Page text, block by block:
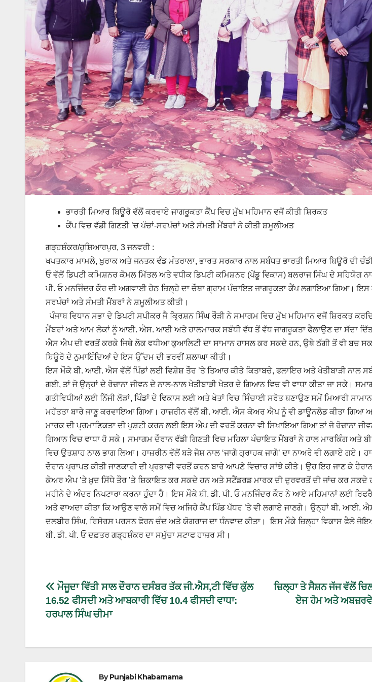
ਭਾਰਤੀ ਮਿਆਰ ਬਿਊਰੋ ਵੱਲੋਂ ਕਰਵਾਏ ਜਾਗਰੂਕਤਾ ਕੈਂਪ ਵਿਚ ਮੁੱਖ ਮਹਿਮਾਨ ਵਜੋਂ ਕੀਤੀ ਸ਼ਿਰਕਤ
ਕੈਂਪ ਵਿਚ ਵੱਡੀ ਗਿਣਤੀ ’ਚ ਪੰਚਾਂ-ਸਰਪੰਚਾਂ ਅਤੇ ਸੰਮਤੀ ਮੈਂਬਰਾਂ ਨੇ ਕੀਤੀ ਸ਼ਮੂਲੀਅਤ
ਗੜ੍ਹਸ਼ੰਕਰ/ਹੁਸ਼ਿਆਰਪੁਰ, 3 ਜਨਵਰੀ :
ਖਪਤਕਾਰ ਮਾਮਲੇ, ਖ਼ੁਰਾਕ ਅਤੇ ਜਨਤਕ ਵੰਡ ਮੰਤਰਾਲਾ, ਭਾਰਤ ਸਰਕਾਰ ਨਾਲ ਸਬੰਧਤ ਭਾਰਤੀ ਮਿਆਰ ਬਿਊਰੋ ਦੀ
ਓ ਵੱਲੋਂ ਡਿਪਟੀ ਕਮਿਸ਼ਨਰ ਕੋਮਲ ਮਿੱਤਲ ਅਤੇ ਵਧੀਕ ਡਿਪਟੀ ਕਮਿਸ਼ਨਰ (ਪੇਂਡੂ ਵਿਕਾਸ) ਬਲਰਾਜ ਸਿੰਘ ਦੇ ਸਹਿਯੋਗ
ਪੀ. ਓ ਮਨਜਿੰਦਰ ਕੌਰ ਦੀ ਅਗਵਾਈ ਹੇਠ ਜ਼ਿਲ੍ਹੇ ਦਾ ਚੌਥਾ ਗ੍ਰਾਮ ਪੰਚਾਇਤ ਜਾਗਰੂਕਤਾ ਕੈਂਪ ਲਗਾਇਆ ਗਿਆ। ਇਸ
ਸਰਪੰਚਾਂ ਅਤੇ ਸੰਮਤੀ ਮੈਂਬਰਾਂ ਨੇ ਸ਼ਮੂਲੀਅਤ ਕੀਤੀ।
ਪੰਜਾਬ ਵਿਧਾਨ ਸਭਾ ਦੇ ਡਿਪਟੀ ਸਪੀਕਰ ਜੈ ਕ੍ਰਿਸ਼ਨ ਸਿੰਘ ਰੌੜੀ ਨੇ ਸਮਾਗਮ ਵਿਚ ਮੁੱਖ ਮਹਿਮਾਨ ਵਜੋਂ ਸ਼ਿਰਕਤ
ਮੈਂਬਰਾਂ ਅਤੇ ਆਮ ਲੋਕਾਂ ਨੂੰ ਆਈ. ਐਸ. ਆਈ ਅਤੇ ਹਾਲਮਾਰਕ ਸਬੰਧੀ ਵੱਧ ਤੋਂ ਵੱਧ ਜਾਗਰੂਕਤਾ ਫੈਲਾਉਣ ਦਾ ਸੱਦਾ
ਐਸ ਐਪ ਦੀ ਵਰਤੋਂ ਕਰਕੇ ਜਿਥੇ ਲੋਕ ਵਧੀਆ ਕੁਆਲਿਟੀ ਦਾ ਸਾਮਾਨ ਹਾਸਲ ਕਰ ਸਕਦੇ ਹਨ, ਉਥੇ ਠੱਗੀ ਤੋਂ ਵੀ ਬਚ
ਬਿਊਰੋ ਦੇ ਨੁਮਾਇੰਦਿਆਂ ਦੇ ਇਸ ਉੱਦਮ ਦੀ ਭਰਵੀਂ ਸ਼ਲਾਘਾ ਕੀਤੀ।
ਇਸ ਮੌਕੇ ਬੀ. ਆਈ. ਐਸ ਵੱਲੋਂ ਪਿੰਡਾਂ ਲਈ ਵਿਸ਼ੇਸ਼ ਤੌਰ ’ਤੇ ਤਿਆਰ ਕੀਤੇ ਕਿਤਾਬਚੇ, ਫਲਾਇਰ ਅਤੇ ਖੇਤੀਬਾੜੀ ਨਾਲ
ਗਈ, ਤਾਂ ਜੋ ਉਨ੍ਹਾਂ ਦੇ ਰੋਜ਼ਾਨਾ ਜੀਵਨ ਦੇ ਨਾਲ-ਨਾਲ ਖੇਤੀਬਾੜੀ ਖੇਤਰ ਦੇ ਗਿਆਨ ਵਿਚ ਵੀ ਵਾਧਾ ਕੀਤਾ ਜਾ ਸਕੇ।
ਗਤੀਵਿਧੀਆਂ ਲਈ ਨਿੱਜੀ ਲੋੜਾਂ, ਪਿੰਡਾਂ ਦੇ ਵਿਕਾਸ ਲਈ ਅਤੇ ਖੇਤਾਂ ਵਿਚ ਸਿੰਚਾਈ ਸਰੋਤ ਬਣਾਉਣ ਸਮੇਂ ਮਿਆਰੀ
ਮਹੱਤਤਾ ਬਾਰੇ ਜਾਣੂ ਕਰਵਾਇਆ ਗਿਆ। ਹਾਜ਼ਰੀਨ ਵੱਲੋਂ ਬੀ. ਆਈ. ਐਸ ਕੇਅਰ ਐਪ ਨੂੰ ਵੀ ਡਾਊਨਲੋਡ ਕੀਤਾ
ਮਾਰਕ ਦੀ ਪ੍ਰਮਾਣਿਕਤਾ ਦੀ ਪੁਸ਼ਟੀ ਕਰਨ ਲਈ ਇਸ ਐਪ ਦੀ ਵਰਤੋਂ ਕਰਨਾ ਵੀ ਸਿਖਾਇਆ ਗਿਆ ਤਾਂ ਜੋ ਰੋਜ਼ਾਨਾ
ਗਿਆਨ ਵਿਚ ਵਾਧਾ ਹੋ ਸਕੇ। ਸਮਾਗਮ ਦੌਰਾਨ ਵੱਡੀ ਗਿਣਤੀ ਵਿਚ ਮਹਿਲਾ ਪੰਚਾਇਤ ਮੈਂਬਰਾਂ ਨੇ ਹਾਲ ਮਾਰਕਿੰਗ
ਵਿਚ ਉਤਸ਼ਾਹ ਨਾਲ ਭਾਗ ਲਿਆ। ਹਾਜ਼ਰੀਨ ਵੱਲੋਂ ਬੜੇ ਜੋਸ਼ ਨਾਲ ‘ਜਾਗੋ ਗ੍ਰਾਹਕ ਜਾਗੋ’ ਦਾ ਨਾਅਰੇ ਵੀ ਲਗਾਏ ਗਏ।
ਦੌਰਾਨ ਪ੍ਰਾਪਤ ਕੀਤੀ ਜਾਣਕਾਰੀ ਦੀ ਪ੍ਰਭਾਵੀ ਵਰਤੋਂ ਕਰਨ ਬਾਰੇ ਆਪਣੇ ਵਿਚਾਰ ਸਾਂਝੇ ਕੀਤੇ। ਉਹ ਇਹ ਜਾਣ ਕੇ
ਕੇਅਰ ਐਪ ’ਤੇ ਖ਼ੁਦ ਸਿੱਧੇ ਤੌਰ ’ਤੇ ਸ਼ਿਕਾਇਤ ਕਰ ਸਕਦੇ ਹਨ ਅਤੇ ਸਟੈਂਡਰਡ ਮਾਰਕ ਦੀ ਦੁਰਵਰਤੋਂ ਦੀ ਜਾਂਚ ਕਰ ਸਕਦੇ
ਮਹੀਨੇ ਦੇ ਅੰਦਰ ਨਿਪਟਾਰਾ ਕਰਨਾ ਹੁੰਦਾ ਹੈ। ਇਸ ਮੌਕੇ ਬੀ. ਡੀ. ਪੀ. ਓ ਮਨਜਿੰਦਰ ਕੌਰ ਨੇ ਆਏ ਮਹਿਮਾਨਾਂ ਲਈ
ਅਤੇ ਵਾਅਦਾ ਕੀਤਾ ਕਿ ਆਉਣ ਵਾਲੇ ਸਮੇਂ ਵਿਚ ਅਜਿਹੇ ਕੈਂਪ ਪਿੰਡ ਪੱਧਰ ’ਤੇ ਵੀ ਲਗਾਏ ਜਾਣਗੇ। ਉਨ੍ਹਾਂ ਬੀ. ਆਈ.
ਦਲਬੀਰ ਸਿੰਘ, ਰਿਸੋਰਸ ਪਰਸਨ ਫੋਰਨ ਚੰਦ ਅਤੇ ਯੋਗਰਾਜ ਦਾ ਧੰਨਵਾਦ ਕੀਤਾ। ਇਸ ਮੌਕੇ ਜ਼ਿਲ੍ਹਾ ਵਿਕਾਸ ਫੈਲੋ
ਬੀ. ਡੀ. ਪੀ. ਓ ਦਫ਼ਤਰ ਗੜ੍ਹਸ਼ੰਕਰ ਦਾ ਸਮੁੱਚਾ ਸਟਾਫ ਹਾਜ਼ਰ ਸੀ।
ਜ਼ਿਲ੍ਹਾ ਤੇ ਸੈਸ਼ਨ ਜੱਜ ਵੱਲੋਂ
ਏਜ ਹੋਮ ਅਤੇ
ਮੌਜੂਦਾ ਵਿੱਤੀ ਸਾਲ ਦੌਰਾਨ ਦਸੰਬਰ ਤੱਕ ਜੀ.ਐਸ,ਟੀ ਵਿੱਚ ਕੁੱਲ
16.52 ਫੀਸਦੀ ਅਤੇ ਆਬਕਾਰੀ ਵਿੱਚ 10.4 ਫੀਸਦੀ ਵਾਧਾ:
ਹਰਪਾਲ ਸਿੰਘ ਚੀਮਾ
ByPunjabi Khabarnama